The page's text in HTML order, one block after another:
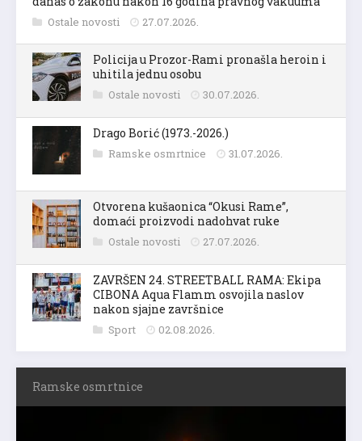
Ostale novosti 27.07.2026.
Policija u Prozor-Rami pronašla heroin i
uhitila jednu osobu
Ostale novosti 30.07.2026.
Drago Borić (1973.-2026.)
Ramske osmrtnice 31.07.2026.
Otvorena kušaonica “Okusi Rame”,
domaći proizvodi nadohvat ruke
Ostale novosti 27.07.2026.
ZAVRŠEN 24. STREETBALL RAMA: Ekipa
CIBONA Aqua Flamm osvojila naslov
nakon sjajne završnice
Sport 02.08.2026.
Ramske osmrtnice